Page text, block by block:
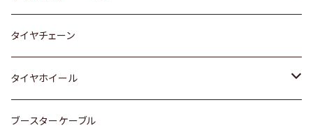
三菱
スバル
レクサス
マツダ
三菱
スバル
いすゞ
ダイハツ
マツダ
日産
ダイハツ
スバル
スズキ
日産
ダイハツ
スズキ
日産
ダイハツ
トヨタ
マツダ
タイヤチェーン
タイヤホイール
トヨタ
ブースターケーブル